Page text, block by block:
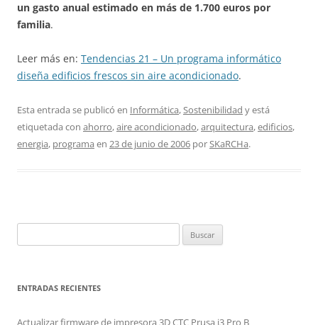
un gasto anual estimado en más de 1.700 euros por
familia.
Leer más en: Tendencias 21 – Un programa informático
diseña edificios frescos sin aire acondicionado.
Esta entrada se publicó en Informática,Sostenibilidad y está
etiquetada con ahorro,aire acondicionado,arquitectura,edificios,
energia, programa en 23 de junio de 2006 porSKaRCHa.
ENTRADAS RECIENTES
Actualizar firmware de impresora 3D CTC Prusa i3 Pro B